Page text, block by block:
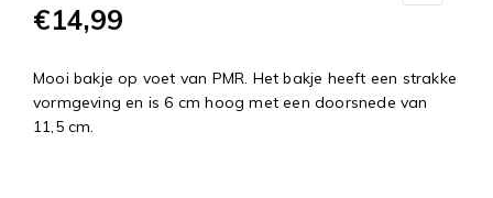
€14,99
Mooi bakje op voet van PMR. Het bakje heeft een strakke
vormgeving en is 6 cm hoog met een doorsnede van
11,5 cm.